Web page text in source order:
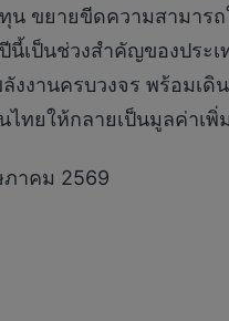
น ขยายขีดความสามาร
ป็นช่วงสำคัญของประเ
งานครบวงจร พร้อมเดิ
ทยให้กลายเป็นมูลค่าเ
ภาคม 2569